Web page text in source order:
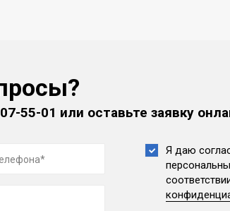
55-01 или оставьте заявку
Я даю